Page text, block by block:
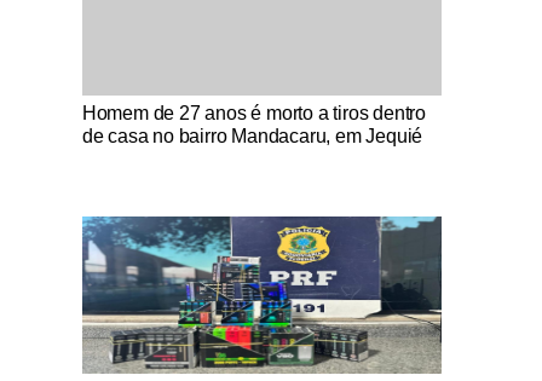
Notícias Católicas
Homem de 27 anos é morto a tiros dentro
de casa no bairro Mandacaru, em Jequié